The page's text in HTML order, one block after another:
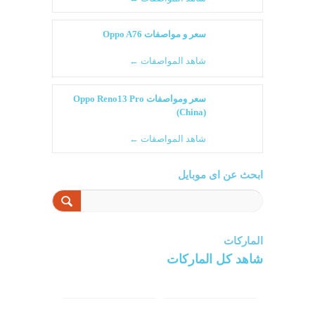
سعر و مواصفات Oppo A76
شاهد المواصفات ←
سعر ومواصفات Oppo Reno13 Pro
(China)
شاهد المواصفات ←
ابحث عن اى موبايل
الماركات
شاهد كل الماركات